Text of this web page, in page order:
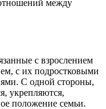
между
с взрослением
с их подростковыми
С одной стороны,
укрепляются,
положение семьи.